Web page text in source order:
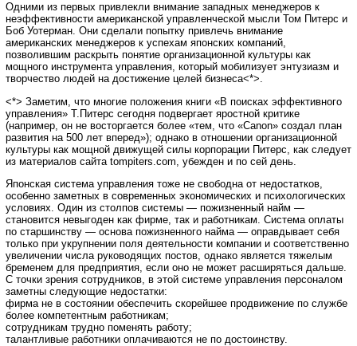
Одними из первых привлекли внимание западных менеджеров к
неэффективности американской управленческой мысли Том Питерс и
Боб Уотерман. Они сделали попытку привлечь внимание
американских менеджеров к успехам японских компаний,
позволившим раскрыть понятие организационной культуры как
мощного инструмента управления, который мобилизует энтузиазм и
творчество людей на достижение целей бизнеса<*>.
<*> Заметим, что многие положения книги «В поисках эффективного
управления» Т.Питерс сегодня подвергает яростной критике
(например, он не восторгается более «тем, что «Canon» создал план
развития на 500 лет вперед»); однако в отношении организационной
культуры как мощной движущей силы корпорации Питерс, как следует
из материалов сайта tompiters.com, убежден и по сей день.
Японская система управления тоже не свободна от недостатков,
особенно заметных в современных экономических и психологических
условиях. Один из столпов системы — пожизненный найм —
становится невыгоден как фирме, так и работникам. Система оплаты
по старшинству — основа пожизненного найма — оправдывает себя
только при укрупнении поля деятельности компании и соответственно
увеличении числа руководящих постов, однако является тяжелым
бременем для предприятия, если оно не может расширяться дальше.
С точки зрения сотрудников, в этой системе управления персоналом
заметны следующие недостатки:
фирма не в состоянии обеспечить скорейшее продвижение по службе
более компетентным работникам;
сотрудникам трудно поменять работу;
талантливые работники оплачиваются не по достоинству.